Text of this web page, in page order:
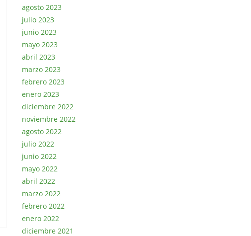
agosto 2023
julio 2023
junio 2023
mayo 2023
abril 2023
marzo 2023
febrero 2023
enero 2023
diciembre 2022
noviembre 2022
agosto 2022
julio 2022
junio 2022
mayo 2022
abril 2022
marzo 2022
febrero 2022
enero 2022
diciembre 2021